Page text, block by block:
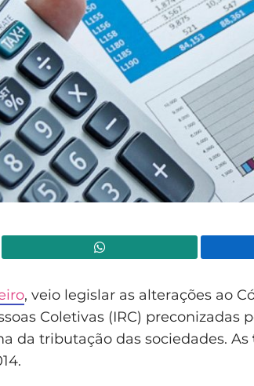
, veio legislar as alterações ao
Coletivas (IRC) preconizadas
da tributação das sociedades. As